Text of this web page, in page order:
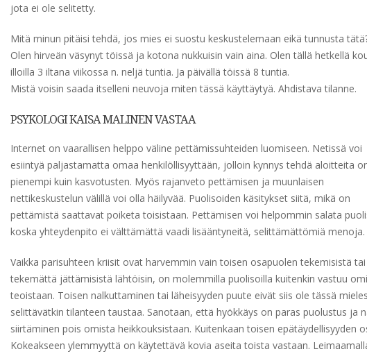
jota ei ole selitetty.
Mitä minun pitäisi tehdä, jos mies ei suostu keskustelemaan eikä tunnusta
Olen hirveän väsynyt töissä ja kotona nukkuisin vain aina. Olen tällä hetkellä
illoilla 3 iltana viikossa n. neljä tuntia. Ja päivällä töissä 8 tuntia.
Mistä voisin saada itselleni neuvoja miten tässä käyttäytyä. Ahdistava tilanne.
PSYKOLOGI KAISA MALINEN VASTAA
Internet on vaarallisen helppo väline pettämissuhteiden luomiseen. Netissä voi
esiintyä paljastamatta omaa henkilöllisyyttään, jolloin kynnys tehdä aloitteita
pienempi kuin kasvotusten. Myös rajanveto pettämisen ja muunlaisen
nettikeskustelun välillä voi olla häilyvää. Puolisoiden käsitykset siitä, mikä on
pettämistä saattavat poiketa toisistaan. Pettämisen voi helpommin salata
koska yhteydenpito ei välttämättä vaadi lisääntyneitä, selittämättömiä menoja.
Vaikka parisuhteen kriisit ovat harvemmin vain toisen osapuolen tekemisistä tai
tekemättä jättämisistä lähtöisin, on molemmilla puolisoilla kuitenkin vastuu
teoistaan. Toisen nalkuttaminen tai läheisyyden puute eivät siis ole tässä
selittävätkin tilanteen taustaa. Sanotaan, että hyökkäys on paras puolustus
siirtäminen pois omista heikkouksistaan. Kuitenkaan toisen epätäydellisyyden
Kokeakseen ylemmyyttä on käytettävä kovia aseita toista vastaan.